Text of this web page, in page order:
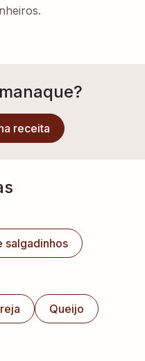
receita
salgadinhos
Queijo